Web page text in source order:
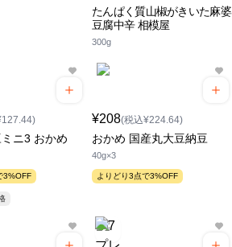
たんぱく質山椒がきいた麻婆
豆腐中辛 相模屋
300g
ニ3 おかめ
3%OFF
¥208(税込¥224.64)
おかめ 国産丸大豆納豆
40g×3
よりどり3点で3%OFF